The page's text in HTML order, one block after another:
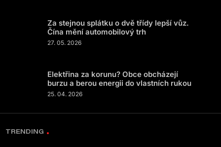
Za stejnou splátku o dvě třídy lepší vůz.
Čína mění automobilový trh
27. 05. 2026
Elektřina za korunu? Obce obcházejí
burzu a berou energii do vlastních rukou
25. 04. 2026
TRENDING